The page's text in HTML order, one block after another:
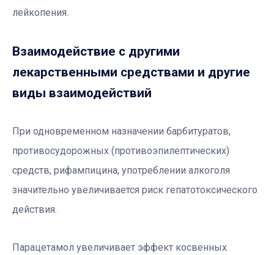
лейкопения.
Взаимодействие с другими
лекарственными средствами и другие
виды взаимодействий
При одновременном назначении барбитуратов,
противосудорожных (противоэпилептических)
средств, рифампицина, употреблении алкоголя
значительно увеличивается риск гепатотоксического
действия.
Парацетамол увеличивает эффект косвенных